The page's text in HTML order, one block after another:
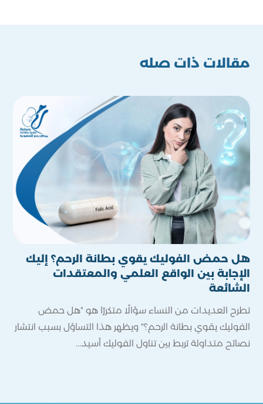
مقالات ذات صله
هل حمض الفوليك يقوي بطانة الرحم؟ إليك
الإجابة بين الواقع العلمي والمعتقدات
الشائعة
تطرح العديدات من النساء سؤالًا متكررًا هو "هل حمض
الفوليك يقوي بطانة الرحم؟" ويظهر هذا التساؤل بسبب انتشار
نصائح متداولة تربط بين تناول الفوليك أسيد...